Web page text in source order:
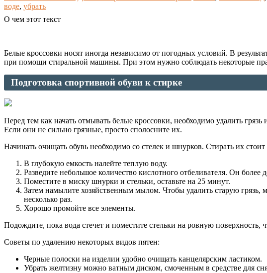
воде, убрать
О чем этот текст
Белые кроссовки носят иногда независимо от погодных условий. В
при помощи стиральной машины. При этом нужно соблюдать некоторые
Подготовка спортивной обуви к стирке
Перед тем как начать отмывать белые кроссовки, необходимо удалить
Если они не сильно грязные, просто сполосните их.
Начинать очищать обувь необходимо со стелек и шнурков. Стирать их стоит
В глубокую емкость налейте теплую воду.
Разведите небольшое количество кислотного отбеливателя. Он более
Поместите в миску шнурки и стельки, оставьте на 25 минут.
Затем намылите хозяйственным мылом. Чтобы удалить старую грязь,
несколько раз.
Хорошо промойте все элементы.
Подождите, пока вода стечет и поместите стельки на ровную
Советы по удалению некоторых видов пятен:
Черные полоски на изделии удобно очищать канцелярским ластиком.
Убрать желтизну можно ватным диском, смоченным в средстве для